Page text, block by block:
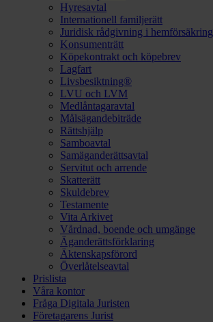
Hyresavtal
Internationell familjerätt
Juridisk rådgivning i hemförsäkring
Konsumenträtt
Köpekontrakt och köpebrev
Lagfart
Livsbesiktning®
LVU och LVM
Medlåntagaravtal
Målsägandebiträde
Rättshjälp
Samboavtal
Samäganderättsavtal
Servitut och arrende
Skatterätt
Skuldebrev
Testamente
Vita Arkivet
Vårdnad, boende och umgänge
Äganderättsförklaring
Äktenskapsförord
Överlåtelseavtal
Prislista
Våra kontor
Fråga Digitala Juristen
Företagarens Jurist